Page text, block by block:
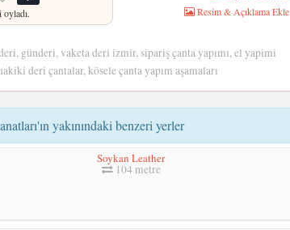
oyladı.
Resim & Açıklama Ekle
günderi, vaketa deri izmir, sipariş çanta yapımı, el yapimi
deri çantalar, kösele çanta yapım aşamaları
yakınındaki benzeri yerler
Soykan Leather
104 metre